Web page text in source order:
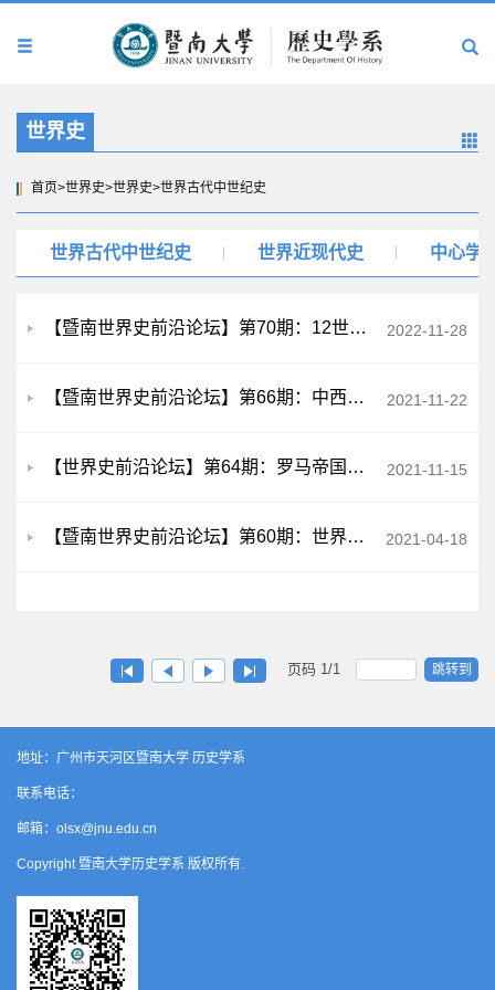
世界史
首页>世界史>世界史>世界古代中世纪史
世界古代中世纪史 世界近现代史 中心学
【暨南世界史前沿论坛】第70期：12世纪文艺复兴与中世纪盛期的主要史料编纂 2022-11-28
【暨南世界史前沿论坛】第66期：中西王权比较研究的视野与理路 2021-11-22
【世界史前沿论坛】第64期：罗马帝国城市在晚期古代的变革及历史意义 2021-11-15
【暨南世界史前沿论坛】第60期：世界史学术论文引言写作要素：开篇和学术史梳理 2021-04-18
页码 1/1 跳转到
地址：广州市天河区暨南大学 历史学系
联系电话：
邮箱：olsx@jnu.edu.cn
Copyright 暨南大学历史学系 版权所有.